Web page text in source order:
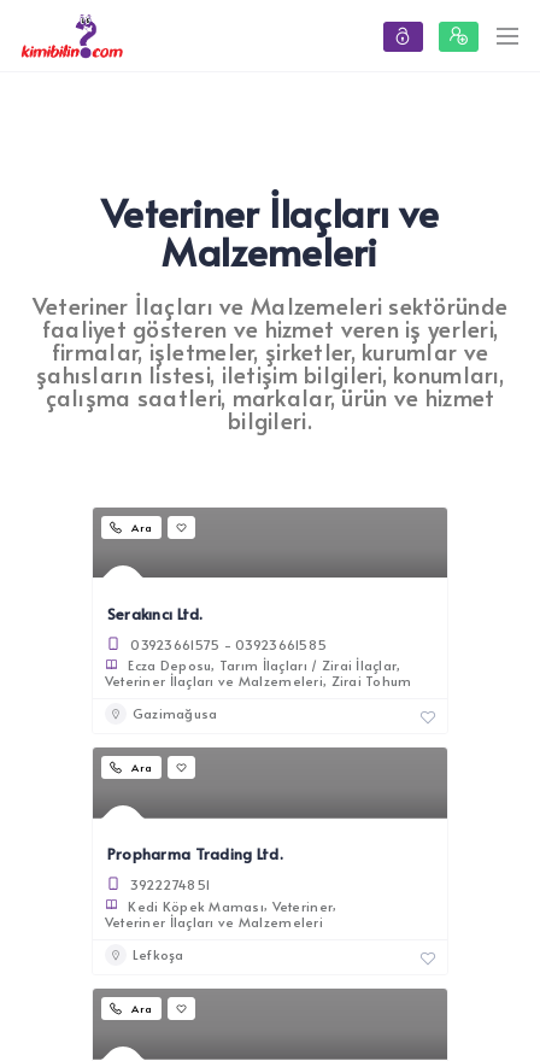
Veteriner İlaçları ve
Malzemeleri
Veteriner İlaçları ve Malzemeleri sektöründe
faaliyet gösteren ve hizmet veren iş yerleri,
firmalar, işletmeler, şirketler, kurumlar ve
şahısların listesi, iletişim bilgileri, konumları,
çalışma saatleri, markalar, ürün ve hizmet
bilgileri.
Ara
Serakıncı Ltd.
03923661575 - 03923661585
Ecza Deposu Tarım İlaçları / Zirai İlaçlar
Veteriner İlaçları ve Malzemeleri Zirai Tohum
Gazimağusa
Ara
Propharma Trading Ltd.
3922274851
Kedi Köpek Maması Veteriner
Veteriner İlaçları ve Malzemeleri
Lefkoşa
Ara